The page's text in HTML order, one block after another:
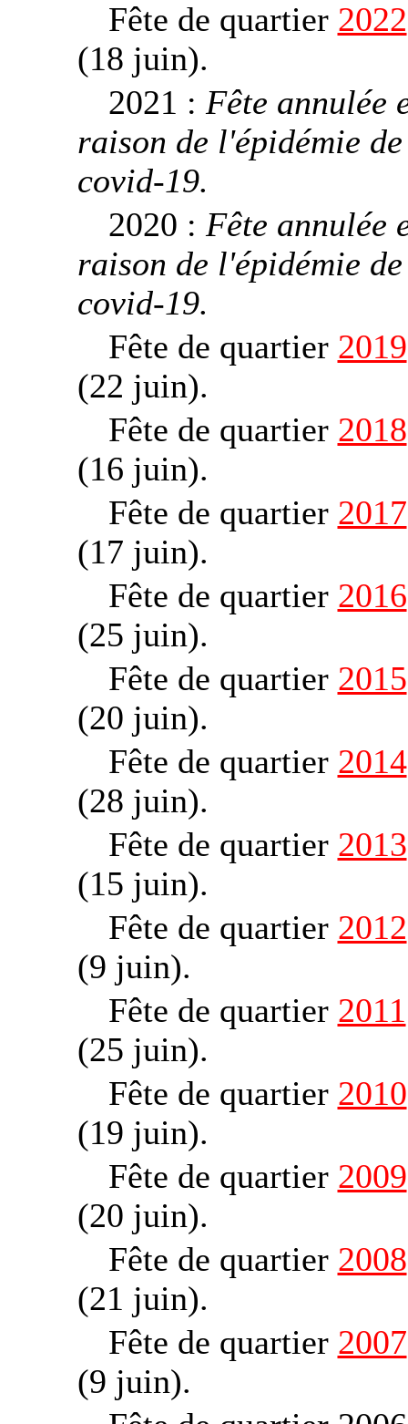
Fête de quartier 2022
(18 juin).
2021 : Fête annulée
raison de l'épidémie de
covid‑19.
2020 : Fête annulée
raison de l'épidémie de
covid‑19.
Fête de quartier 2019
(22 juin).
Fête de quartier 2018
(16 juin).
Fête de quartier 2017
(17 juin).
Fête de quartier 2016
(25 juin).
Fête de quartier 2015
(20 juin).
Fête de quartier 2014
(28 juin).
Fête de quartier 2013
(15 juin).
Fête de quartier 2012
(9 juin).
Fête de quartier 2011
(25 juin).
Fête de quartier 2010
(19 juin).
Fête de quartier 2009
(20 juin).
Fête de quartier 2008
(21 juin).
Fête de quartier 2007
(9 juin).